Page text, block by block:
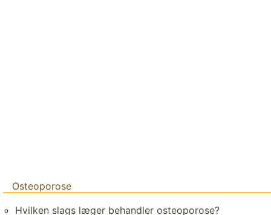
Osteoporose
Hvilken slags læger behandler osteoporose?